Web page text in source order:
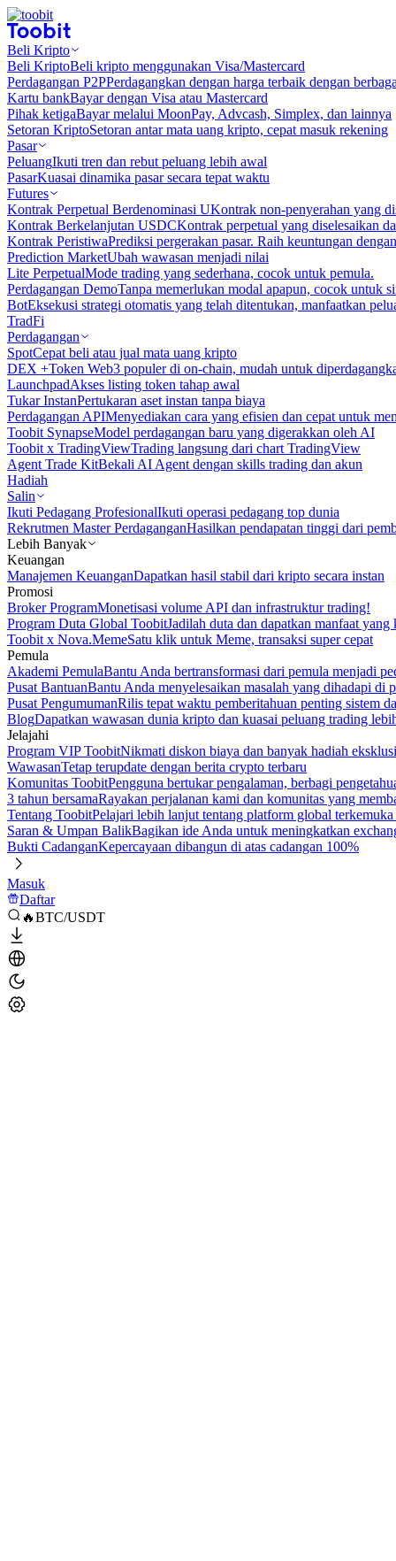
Beli Kripto
Beli KriptoBeli kripto menggunakan Visa/Mastercard
Perdagangan P2PPerdagangkan dengan harga terbaik dengan
Kartu bankBayar dengan Visa atau Mastercard
Pihak ketigaBayar melalui MoonPay, Advcash, Simplex, dan lainnya
Setoran KriptoSetoran antar mata uang kripto, cepat masuk rekening
Pasar
PeluangIkuti tren dan rebut peluang lebih awal
PasarKuasai dinamika pasar secara tepat waktu
Futures
Kontrak Perpetual Berdenominasi UKontrak non-penyerahan yang
Kontrak Berkelanjutan USDCKontrak perpetual yang diselesaikan
Kontrak PeristiwaPrediksi pergerakan pasar. Raih keuntungan
Prediction MarketUbah wawasan menjadi nilai
Lite PerpetualMode trading yang sederhana, cocok untuk pemula.
Perdagangan DemoTanpa memerlukan modal apapun, cocok untuk
BotEksekusi strategi otomatis yang telah ditentukan, manfaatkan
TradFi
Perdagangan
SpotCepat beli atau jual mata uang kripto
DEX +Token Web3 populer di on-chain, mudah untuk
LaunchpadAkses listing token tahap awal
Tukar InstanPertukaran aset instan tanpa biaya
Perdagangan APIMenyediakan cara yang efisien dan cepat untuk
Toobit SynapseModel perdagangan baru yang digerakkan oleh AI
Toobit x TradingViewTrading langsung dari chart TradingView
Agent Trade KitBekali AI Agent dengan skills trading dan akun
Hadiah
Salin
Ikuti Pedagang ProfesionalIkuti operasi pedagang top dunia
Rekrutmen Master PerdaganganHasilkan pendapatan tinggi dari
Lebih Banyak
Keuangan
Manajemen KeuanganDapatkan hasil stabil dari kripto secara instan
Promosi
Broker ProgramMonetisasi volume API dan infrastruktur trading!
Program Duta Global ToobitJadilah duta dan dapatkan manfaat
Toobit x Nova.MemeSatu klik untuk Meme, transaksi super cepat
Pemula
Akademi PemulaBantu Anda bertransformasi dari pemula menjadi
Pusat BantuanBantu Anda menyelesaikan masalah yang dihadapi di
Pusat PengumumanRilis tepat waktu pemberitahuan penting sistem
BlogDapatkan wawasan dunia kripto dan kuasai peluang trading
Jelajahi
Program VIP ToobitNikmati diskon biaya dan banyak hadiah
WawasanTetap terupdate dengan berita crypto terbaru
Komunitas ToobitPengguna bertukar pengalaman, berbagi
3 tahun bersamaRayakan perjalanan kami dan komunitas yang
Tentang ToobitPelajari lebih lanjut tentang platform global
Saran & Umpan BalikBagikan ide Anda untuk meningkatkan
Bukti CadanganKepercayaan dibangun di atas cadangan 100%
Masuk
Daftar
🔥BTC/USDT